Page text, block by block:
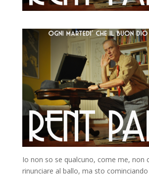
Io non so se qualcuno, come me, non
rinunciare al ballo, ma sto